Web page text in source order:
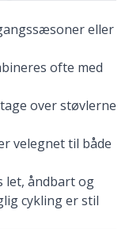
eller
ofte med
tage overstøvlerne
velegnettil både
let, åndbartog
cyklingerstil